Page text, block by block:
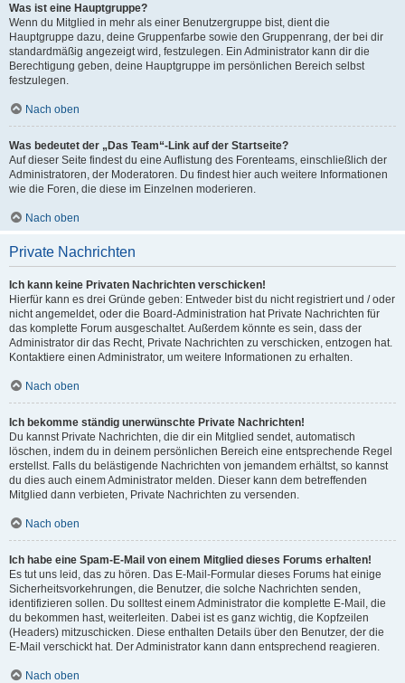
Was ist eine Hauptgruppe?
Wenn du Mitglied in mehr als einer Benutzergruppe bist, dient die
Hauptgruppe dazu, deine Gruppenfarbe sowie den Gruppenrang, der bei dir
standardmäßig angezeigt wird, festzulegen. Ein Administrator kann dir die
Berechtigung geben, deine Hauptgruppe im persönlichen Bereich selbst
festzulegen.
Nach oben
Was bedeutet der „Das Team“-Link auf der Startseite?
Auf dieser Seite findest du eine Auflistung des Forenteams, einschließlich der
Administratoren, der Moderatoren. Du findest hier auch weitere Informationen
wie die Foren, die diese im Einzelnen moderieren.
Nach oben
Private Nachrichten
Ich kann keine Privaten Nachrichten verschicken!
Hierfür kann es drei Gründe geben: Entweder bist du nicht registriert und / oder
nicht angemeldet, oder die Board-Administration hat Private Nachrichten für
das komplette Forum ausgeschaltet. Außerdem könnte es sein, dass der
Administrator dir das Recht, Private Nachrichten zu verschicken, entzogen hat.
Kontaktiere einen Administrator, um weitere Informationen zu erhalten.
Nach oben
Ich bekomme ständig unerwünschte Private Nachrichten!
Du kannst Private Nachrichten, die dir ein Mitglied sendet, automatisch
löschen, indem du in deinem persönlichen Bereich eine entsprechende Regel
erstellst. Falls du belästigende Nachrichten von jemandem erhältst, so kannst
du dies auch einem Administrator melden. Dieser kann dem betreffenden
Mitglied dann verbieten, Private Nachrichten zu versenden.
Nach oben
Ich habe eine Spam-E-Mail von einem Mitglied dieses Forums erhalten!
Es tut uns leid, das zu hören. Das E-Mail-Formular dieses Forums hat einige
Sicherheitsvorkehrungen, die Benutzer, die solche Nachrichten senden,
identifizieren sollen. Du solltest einem Administrator die komplette E-Mail, die
du bekommen hast, weiterleiten. Dabei ist es ganz wichtig, die Kopfzeilen
(Headers) mitzuschicken. Diese enthalten Details über den Benutzer, der die
E-Mail verschickt hat. Der Administrator kann dann entsprechend reagieren.
Nach oben